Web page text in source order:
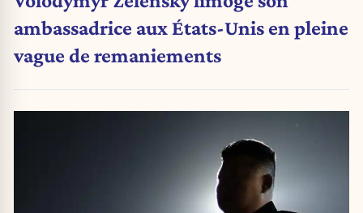
ambassadrice aux États-Unis en pleine
vague de remaniements